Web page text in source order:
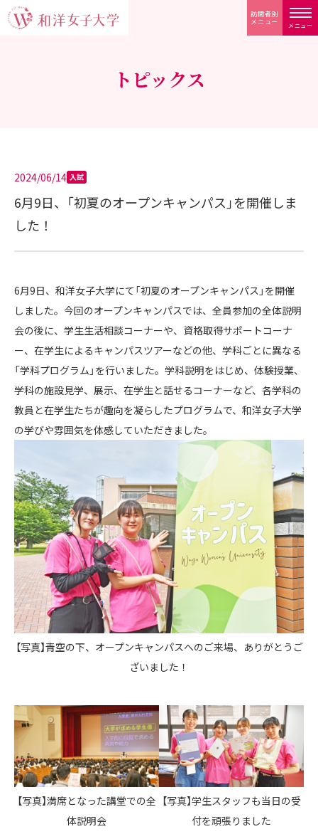
メニュー
訪問者別
メニュー
トピックス
2024/06/14 入試
6月9日、「初夏のオープンキャンパス」を開催しま
した！
6月9日、和洋女子大学にて「初夏のオープンキャンパス」を開催
しました。今回のオープンキャンパスでは、全員参加の全体説明
会の後に、学生生活相談コーナーや、資格取得サポートコーナ
ー、在学生によるキャンパスツアーなどの他、学科ごとに異なる
「学科プログラム」を行いました。学科説明をはじめ、体験授業、
学科の施設見学、展示、在学生と話せるコーナーなど、各学科の
教員と在学生たちが趣向を凝らしたプログラムで、和洋女子大学
の学びや雰囲気を体感していただきました。
【写真】青空の下、オープンキャンパスへのご来場、ありがとうご
ざいました！
【写真】満席となった講堂での全
体説明会
【写真】学生スタッフも当日の受
付を頑張りました